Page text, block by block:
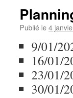
Publié le4
9/01/
16/01/
23/01/
30/01/